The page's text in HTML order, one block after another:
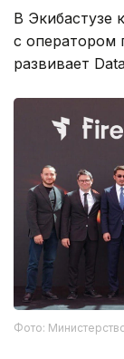
В Экибастузе
с оператором
развивает
Фото: